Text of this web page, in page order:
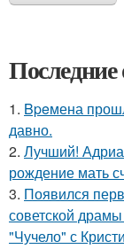
Последние
1. Bpeмена
давно.
2. Лучший!
рождение мать
3. Появился
советской
"Чучело" с